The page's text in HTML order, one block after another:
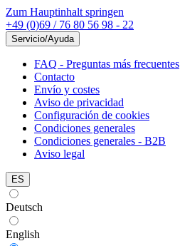
Zum Hauptinhalt springen
+49 (0)69 / 76 80 56 98 - 22
Servicio/Ayuda
FAQ - Preguntas más frecuentes
Contacto
Envío y costes
Aviso de privacidad
Configuración de cookies
Condiciones generales
Condiciones generales - B2B
Aviso legal
ES
Deutsch
English